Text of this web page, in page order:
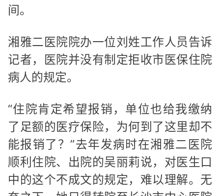
间。
湘雅二医院院办一位刘姓工作人员告诉
记者，医院并没有制定拒收市医保住院
病人的规定。
“住院肯定希望报销，单位也给我缴纳
了足额的医疗保险，为何到了这里却不
能报销了？”去年发病时在湘雅二医院
顺利住院、出院的吴丽莉说，对医生口
中的这个不成文的规定，难以理解。无